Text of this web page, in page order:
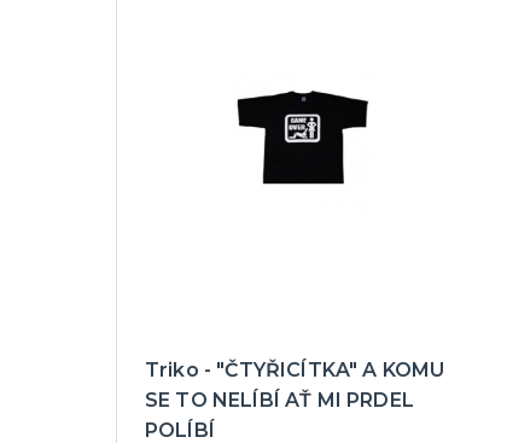
Triko - "ČTYŘICÍTKA" A KOMU
SE TO NELÍBÍ AŤ MI PRDEL
POLÍBÍ